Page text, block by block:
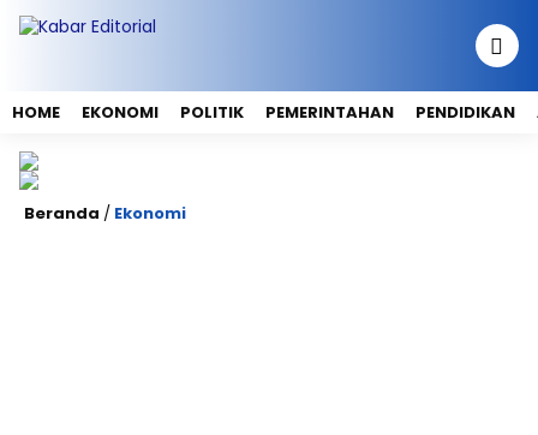
HOME EKONOMI POLITIK PEMERINTAHAN PENDIDIKAN
Beranda / Ekonomi